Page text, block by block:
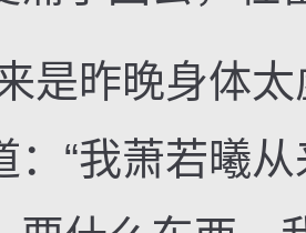
昨晚身体太
：“我萧若曦